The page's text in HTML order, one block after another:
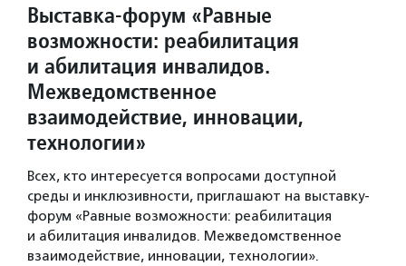
Выставка-форум «Равные
возможности: реабилитация
и абилитация инвалидов.
Межведомственное
взаимодействие, инновации,
технологии»
Всех, кто интересуется вопросами доступной
среды и инклюзивности, приглашают на выставку-
форум «Равные возможности: реабилитация
и абилитация инвалидов. Межведомственное
взаимодействие, инновации, технологии».